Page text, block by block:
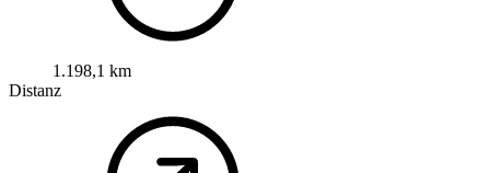
1.198,1 km
Distanz